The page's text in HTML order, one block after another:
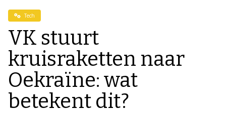
Tech
VK stuurt
kruisraketten naar
Oekraïne: wat
betekent dit?